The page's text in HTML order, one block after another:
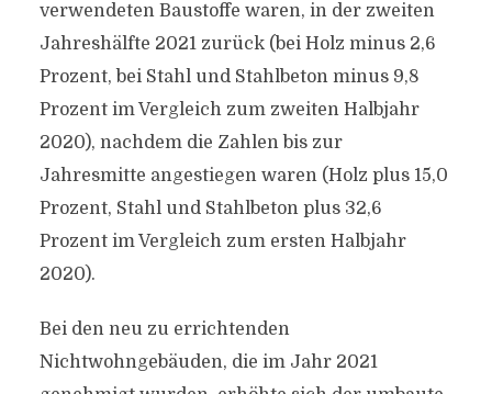
verwendeten Baustoffe waren, in der zweiten
Jahreshälfte 2021 zurück (bei Holz minus 2,6
Prozent, bei Stahl und Stahlbeton minus 9,8
Prozent im Vergleich zum zweiten Halbjahr
2020), nachdem die Zahlen bis zur
Jahresmitte angestiegen waren (Holz plus 15,0
Prozent, Stahl und Stahlbeton plus 32,6
Prozent im Vergleich zum ersten Halbjahr
2020).
Bei den neu zu errichtenden
Nichtwohngebäuden, die im Jahr 2021